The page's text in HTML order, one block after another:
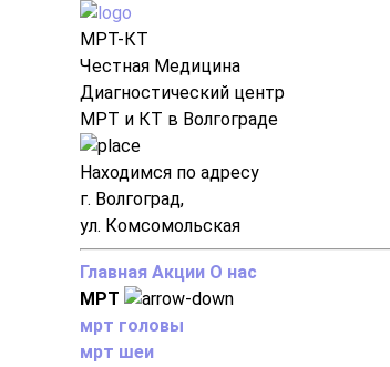
МРТ-КТ
Честная Медицина
Диагностический центр
МРТ и КТ в Волгограде
Находимся по адресу
г. Волгоград,
ул. Комсомольская
Главная Акции О нас
МРТ
мрт головы
мрт шеи